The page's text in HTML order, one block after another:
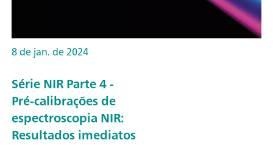
8 de jan. de 2024
Série NIR Parte 4 -
Pré-calibrações de
espectroscopia NIR:
Resultados imediatos